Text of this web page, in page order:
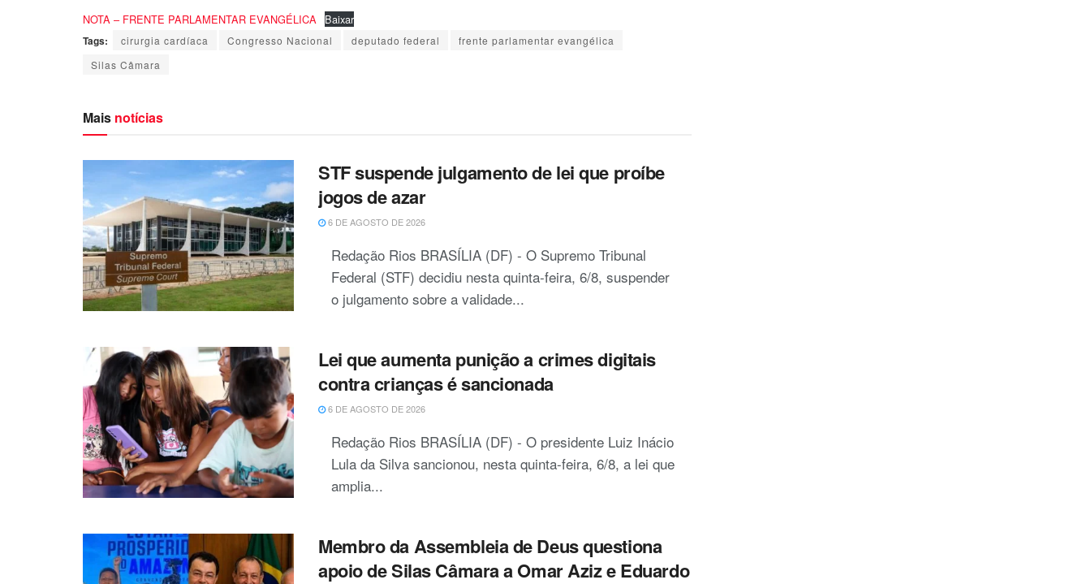
NOTA – FRENTE PARLAMENTAR EVANGÉLICA Baixar
Tags: cirurgia cardíaca Congresso Nacional deputado federal
frente parlamentar evangélica
Silas Câmara
Mais notícias
STF suspende julgamento de lei que proíbe
jogos de azar
6 DE AGOSTO DE 2026
Redação Rios BRASÍLIA (DF) - O Supremo Tribunal
Federal (STF) decidiu nesta quinta-feira, 6/8, suspender
o julgamento sobre a validade...
Lei que aumenta punição a crimes digitais
contra crianças é sancionada
6 DE AGOSTO DE 2026
Redação Rios BRASÍLIA (DF) - O presidente Luiz Inácio
Lula da Silva sancionou, nesta quinta-feira, 6/8, a lei que
amplia...
Membro da Assembleia de Deus questiona
apoio de Silas Câmara a Omar Aziz e Eduardo